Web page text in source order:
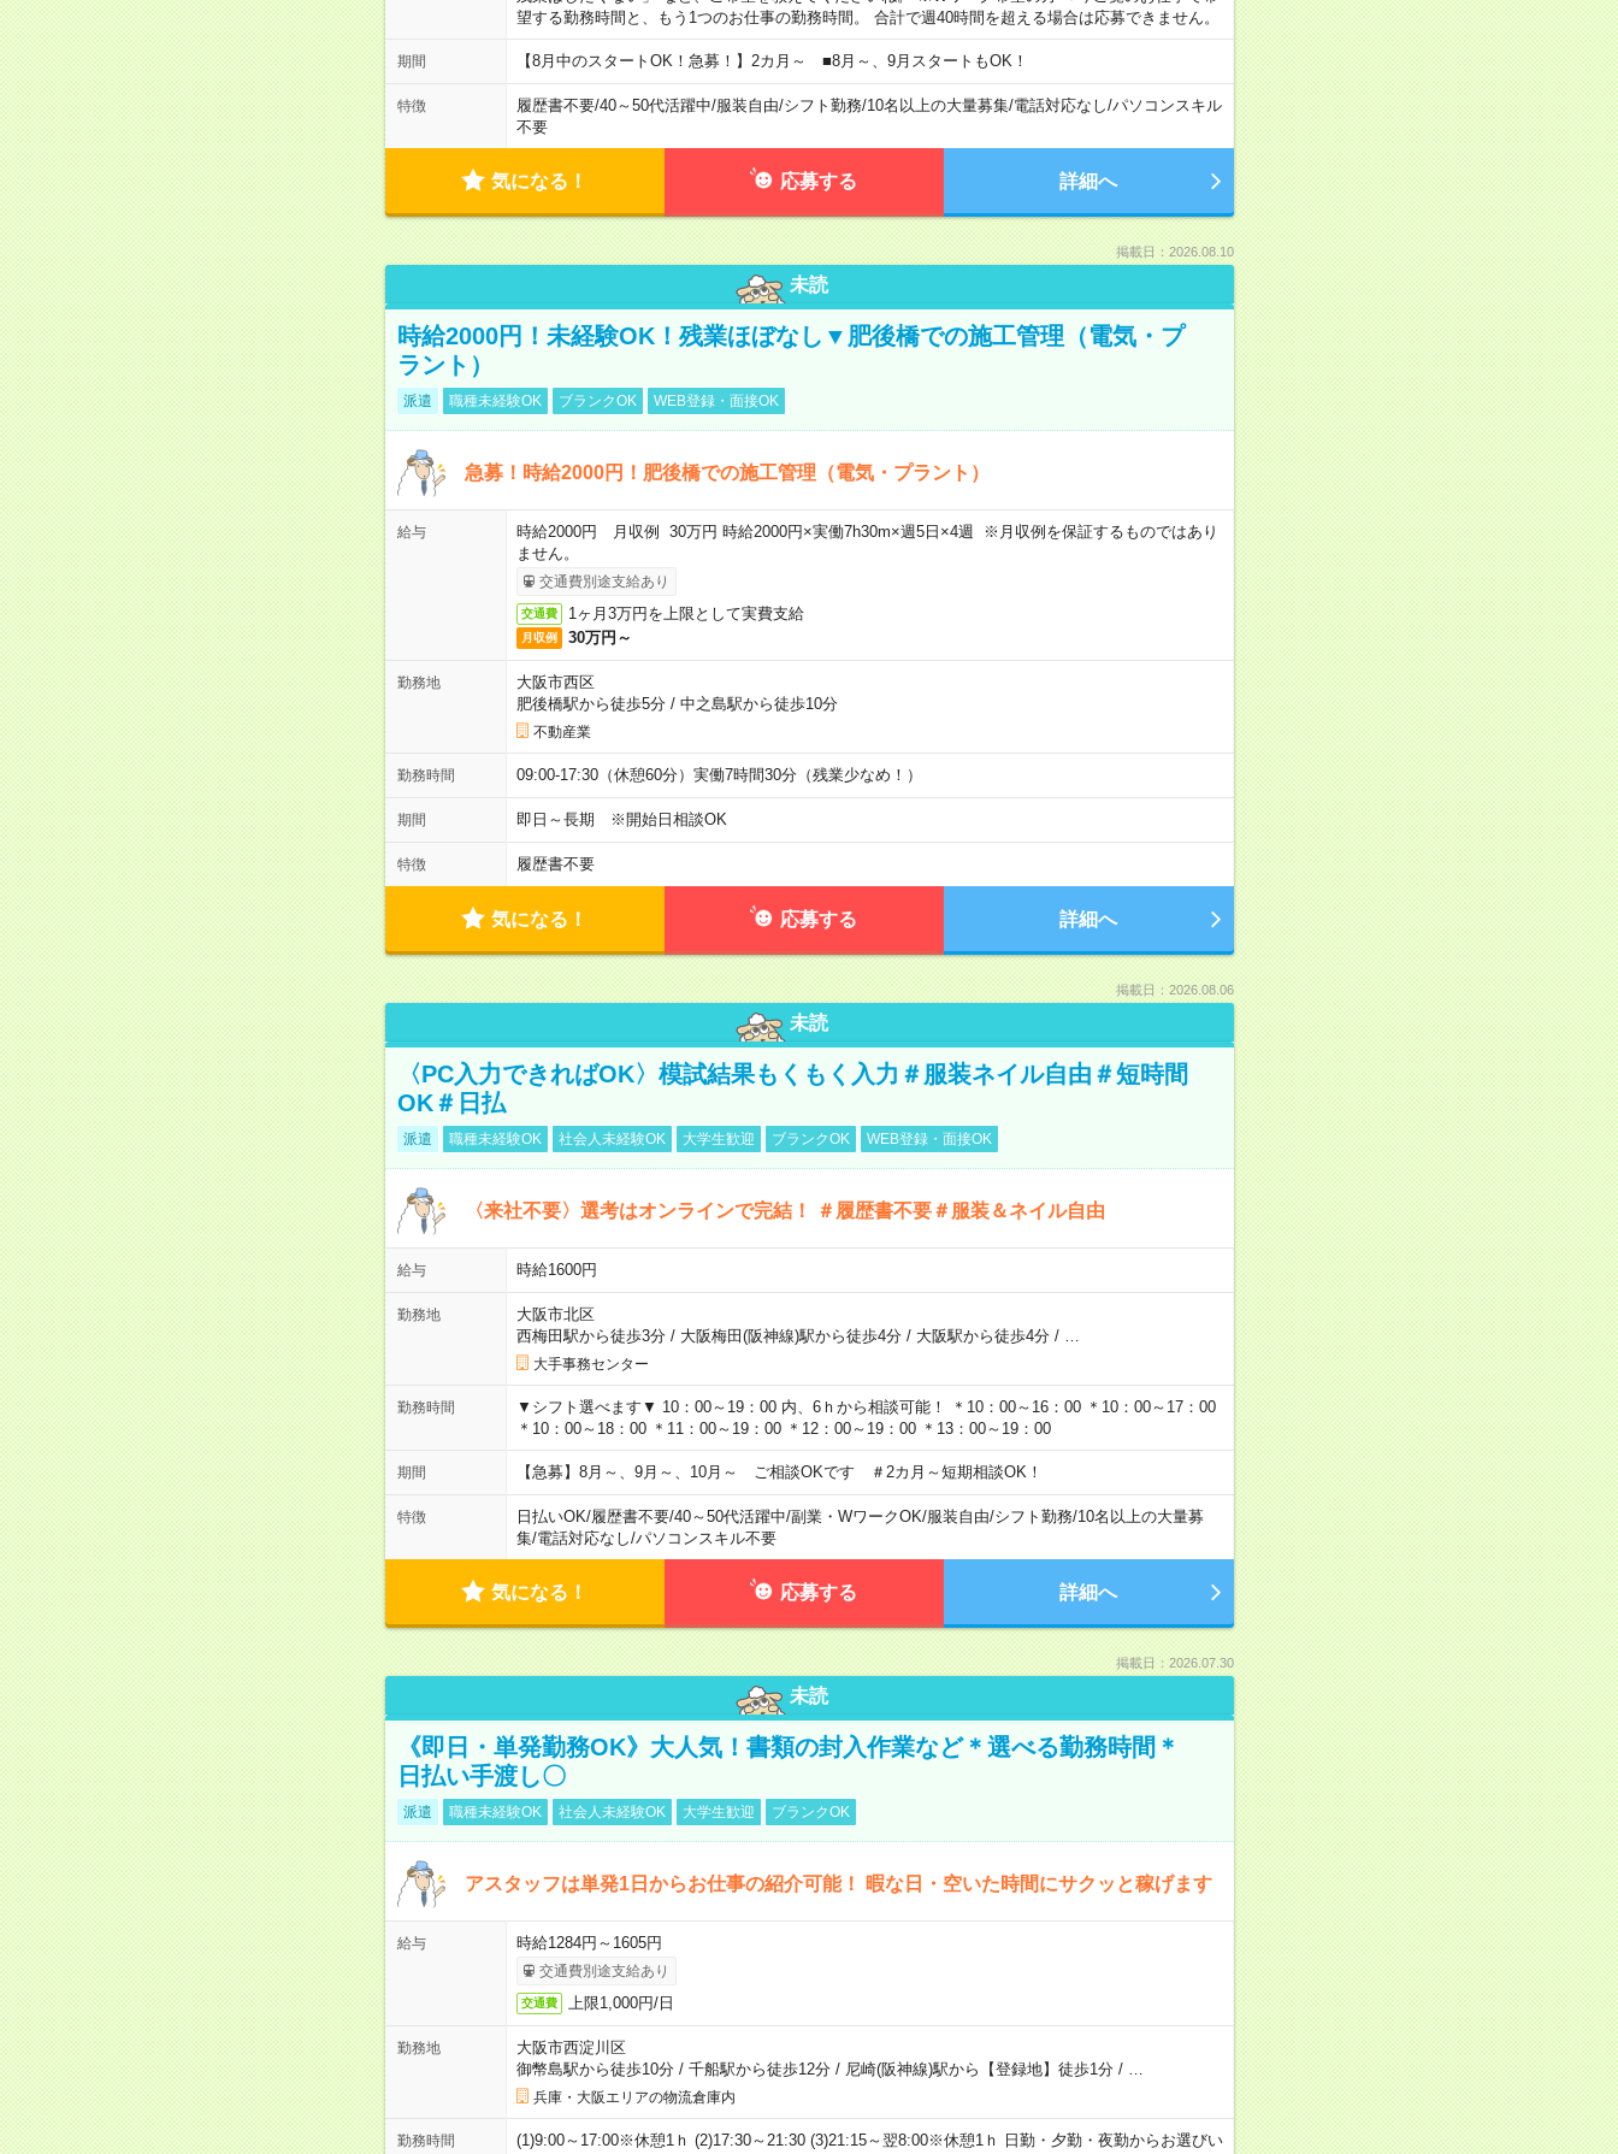
望する勤務時間と、もう1つのお仕事の勤務時間。 合計で週40時間を超える場合は応募できません。
期間 【8月中のスタートOK！急募！】2カ月～ ■8月～、9月スタートもOK！
特徴 履歴書不要/40～50代活躍中/服装自由/シフト勤務/10名以上の大量募集/電話対応なし/パソコンスキル
不要
気になる！ 応募する 詳細へ
掲載日：2026.08.10
未読
時給2000円！未経験OK！残業ほぼなし▼肥後橋での施工管理（電気・プ
ラント）
派遣 職種未経験OK ブランクOK WEB登録・面接OK
急募！時給2000円！肥後橋での施工管理（電気・プラント）
給与
時給2000円 月収例 30万円 時給2000円×実働7h30m×週5日×4週 ※月収例を保証するものではあり
ません。
交通費別途支給あり
交通費 1ヶ月3万円を上限として実費支給
月収例 30万円～
勤務地
大阪市西区
肥後橋駅から徒歩5分/ 中之島駅から徒歩10分
不動産業
勤務時間 09:00-17:30（休憩60分）実働7時間30分（残業少なめ！）
期間 即日～長期 ※開始日相談OK
特徴 履歴書不要
気になる！ 応募する 詳細へ
掲載日：2026.08.06
未読
〈PC入力できればOK〉模試結果もくもく入力＃服装ネイル自由＃短時間
OK＃日払
派遣 職種未経験OK 社会人未経験OK 大学生歓迎 ブランクOK WEB登録・面接OK
〈来社不要〉選考はオンラインで完結！ ＃履歴書不要＃服装＆ネイル自由
給与 時給1600円
勤務地
大阪市北区
西梅田駅から徒歩3分/ 大阪梅田(阪神線)駅から徒歩4分/ 大阪駅から徒歩4分/
大手事務センター
勤務時間
▼シフト選べます▼ 10：00～19：00 内、6ｈから相談可能！ ＊10：00～16：00 ＊10：00～17：00
＊10：00～18：00 ＊11：00～19：00 ＊12：00～19：00 ＊13：00～19：00
期間 【急募】8月～、9月～、10月～ ご相談OKです ＃2カ月～短期相談OK！
特徴 日払いOK/履歴書不要/40～50代活躍中/副業・WワークOK/服装自由/シフト勤務/10名以上の大量募
集/電話対応なし/パソコンスキル不要
気になる！ 応募する 詳細へ
掲載日：2026.07.30
未読
《即日・単発勤務OK》大人気！書類の封入作業など＊選べる勤務時間＊
日払い手渡し〇
派遣 職種未経験OK 社会人未経験OK 大学生歓迎 ブランクOK
アスタッフは単発1日からお仕事の紹介可能！ 暇な日・空いた時間にサクッと稼げます
給与 時給1284円～1605円
交通費別途支給あり
交通費 上限1,000円/日
勤務地
大阪市西淀川区
御幣島駅から徒歩10分/ 千船駅から徒歩12分/ 尼崎(阪神線)駅から【登録地】徒歩1分/
兵庫・大阪エリアの物流倉庫内
勤務時間
(1)9:00～17:00※休憩1ｈ (2)17:30～21:30 (3)21:15～翌8:00※休憩1ｈ 日勤・夕勤・夜勤からお選びい